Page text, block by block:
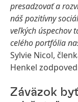
presadzovať a
náš pozitívny
veľkých úspechov
celého portfólia
Sylvie Nicol,
Henkel
Záväzok